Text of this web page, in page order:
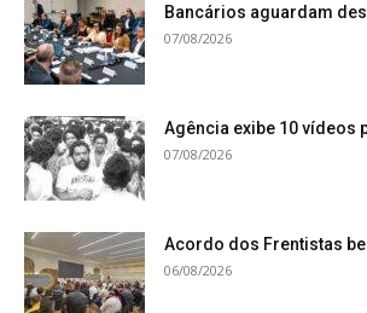
Bancários aguardam
07/08/2026
Agência exibe 10 vídeos
07/08/2026
Acordo dos Frentistas
06/08/2026